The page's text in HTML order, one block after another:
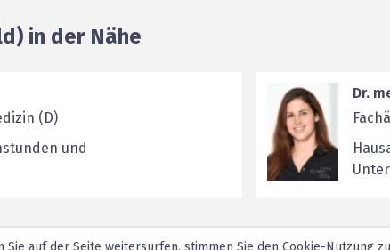
in der Nähe
(D)
und
Dr.
auf der Seite weitersurfen, stimmen Sie den Cookie-Nutzung